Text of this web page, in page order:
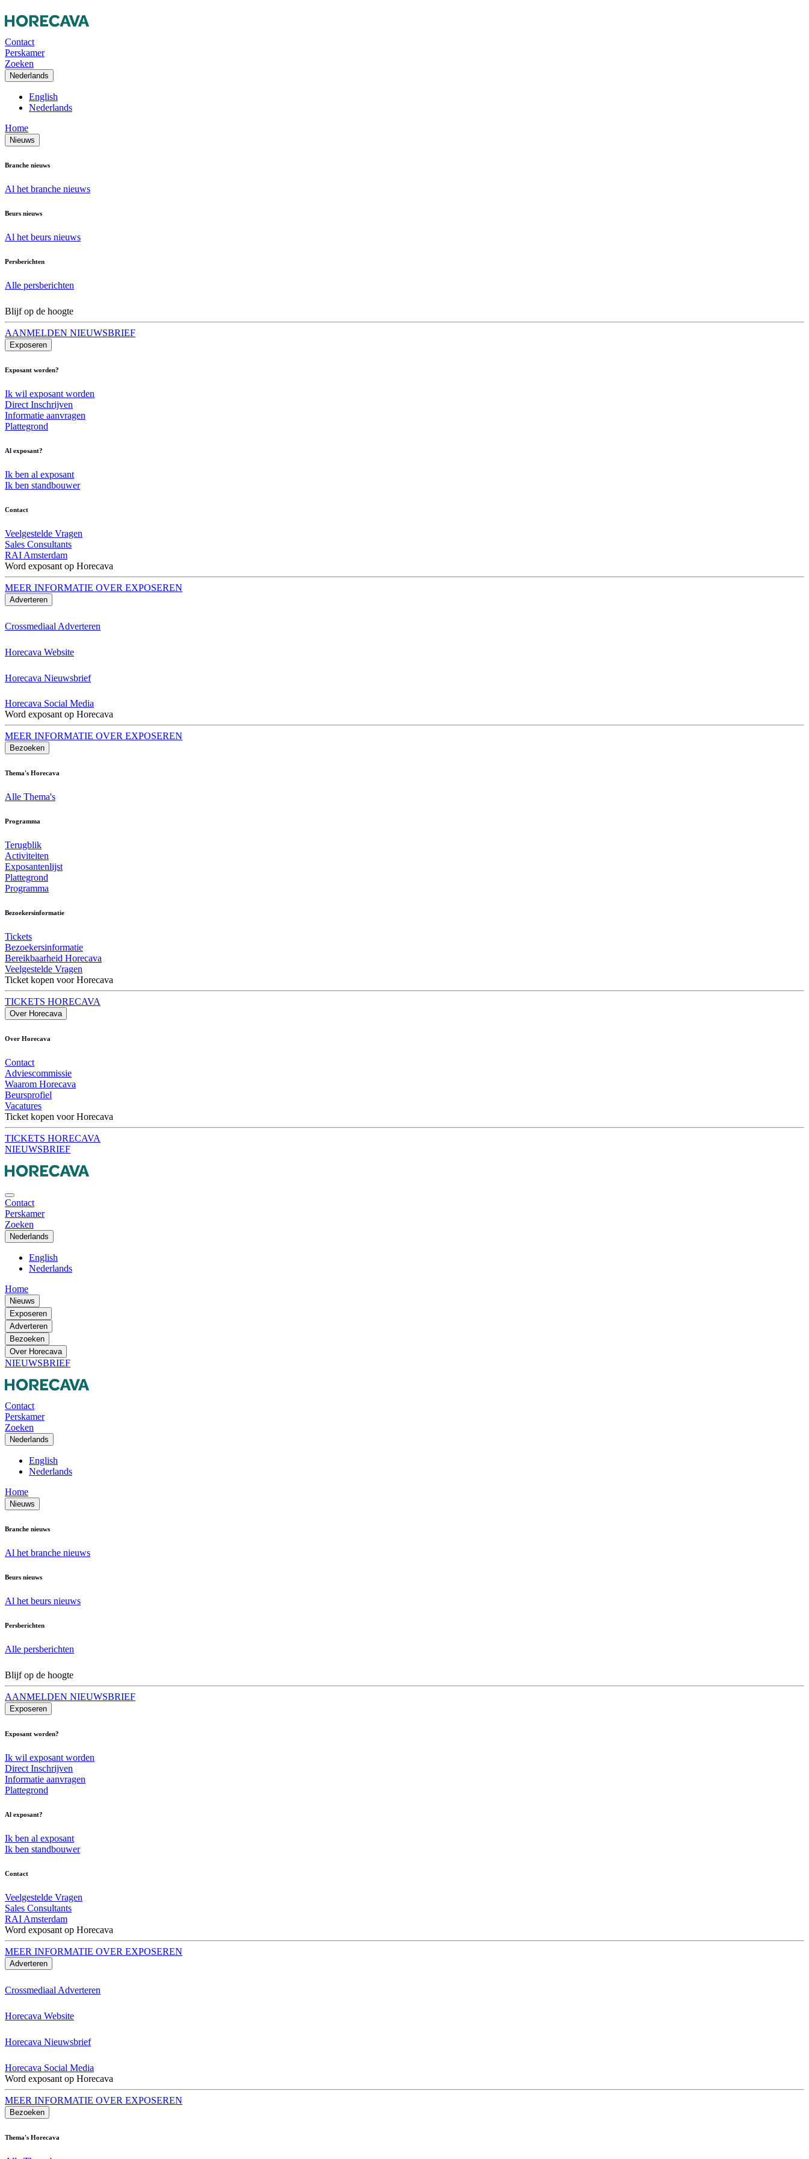
Contact
Perskamer
Zoeken
Nederlands
English
Nederlands
Home
Nieuws
Branche nieuws
Al het branche nieuws
Beurs nieuws
Al het beurs nieuws
Persberichten
Alle persberichten
Blijf op de hoogte
AANMELDEN NIEUWSBRIEF
Exposeren
Exposant worden?
Ik wil exposant worden
Direct Inschrijven
Informatie aanvragen
Plattegrond
Al exposant?
Ik ben al exposant
Ik ben standbouwer
Contact
Veelgestelde Vragen
Sales Consultants
RAI Amsterdam
Word exposant op Horecava
MEER INFORMATIE OVER EXPOSEREN
Adverteren
Crossmediaal Adverteren
Horecava Website
Horecava Nieuwsbrief
Horecava Social Media
Word exposant op Horecava
MEER INFORMATIE OVER EXPOSEREN
Bezoeken
Thema's Horecava
Alle Thema's
Programma
Terugblik
Activiteiten
Exposantenlijst
Plattegrond
Programma
Bezoekersinformatie
Tickets
Bezoekersinformatie
Bereikbaarheid Horecava
Veelgestelde Vragen
Ticket kopen voor Horecava
TICKETS HORECAVA
Over Horecava
Over Horecava
Contact
Adviescommissie
Waarom Horecava
Beursprofiel
Vacatures
Ticket kopen voor Horecava
TICKETS HORECAVA
NIEUWSBRIEF
Contact
Perskamer
Zoeken
Nederlands
English
Nederlands
Home
Nieuws
Exposeren
Adverteren
Bezoeken
Over Horecava
NIEUWSBRIEF
Contact
Perskamer
Zoeken
Nederlands
English
Nederlands
Home
Nieuws
Branche nieuws
Al het branche nieuws
Beurs nieuws
Al het beurs nieuws
Persberichten
Alle persberichten
Blijf op de hoogte
AANMELDEN NIEUWSBRIEF
Exposeren
Exposant worden?
Ik wil exposant worden
Direct Inschrijven
Informatie aanvragen
Plattegrond
Al exposant?
Ik ben al exposant
Ik ben standbouwer
Contact
Veelgestelde Vragen
Sales Consultants
RAI Amsterdam
Word exposant op Horecava
MEER INFORMATIE OVER EXPOSEREN
Adverteren
Crossmediaal Adverteren
Horecava Website
Horecava Nieuwsbrief
Horecava Social Media
Word exposant op Horecava
MEER INFORMATIE OVER EXPOSEREN
Bezoeken
Thema's Horecava